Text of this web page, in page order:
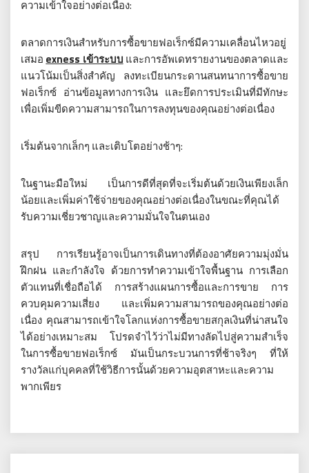
ความเข้าใจอย่างต่อเนื่อง:
ตลาดการเงินสำหรับการซื้อขายฟอเร็กซ์มีความเคลื่อนไหวอยู่
เสมอ exness เข้าระบบ และการอัพเดทรายงานของตลาดและ
แนวโน้มเป็นสิ่งสำคัญ ลงทะเบียนกระดานสนทนาการซื้อขาย
ฟอเร็กซ์ อ่านข้อมูลทางการเงิน และยึดการประเมินที่มีทักษะ
เพื่อเพิ่มขีดความสามารถในการลงทุนของคุณอย่างต่อเนื่อง
เริ่มต้นจากเล็กๆ และเติบโตอย่างช้าๆ:
ในฐานะมือใหม่ เป็นการดีที่สุดที่จะเริ่มต้นด้วยเงินเพียงเล็ก
น้อยและเพิ่มค่าใช้จ่ายของคุณอย่างต่อเนื่องในขณะที่คุณได้
รับความเชี่ยวชาญและความมั่นใจในตนเอง
สรุป การเรียนรู้อาจเป็นการเดินทางที่ต้องอาศัยความมุ่งมั่น
ฝึกฝน และกำลังใจ ด้วยการทำความเข้าใจพื้นฐาน การเลือก
ตัวแทนที่เชื่อถือได้ การสร้างแผนการซื้อและการขาย การ
ควบคุมความเสี่ยง และเพิ่มความสามารถของคุณอย่างต่อ
เนื่อง คุณสามารถเข้าใจโลกแห่งการซื้อขายสกุลเงินที่น่าสนใจ
ได้อย่างเหมาะสม โปรดจำไว้ว่าไม่มีทางลัดไปสู่ความสำเร็จ
ในการซื้อขายฟอเร็กซ์ มันเป็นกระบวนการที่ช้าจริงๆ ที่ให้
รางวัลแก่บุคคลที่ใช้วิธีการนั้นด้วยความอุตสาหะและความ
พากเพียร